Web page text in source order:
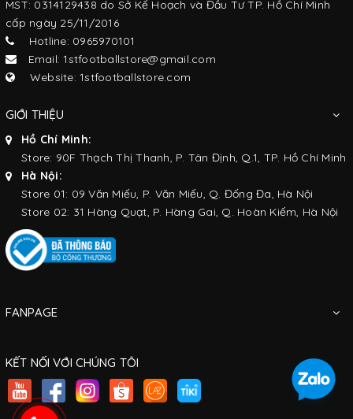
MST: 0314129438 do Sở Kế Hoạch và Đầu Tư TP. Hồ Chí Minh
cấp ngày 25/11/2016
Hotline: 0965970101
Email: 1stfootballstore@gmail.com
Website: 1stfootballstore.com
GIỚI THIỆU
Hồ Chí Minh:
Store: 90F Thạch Thị Thanh, P. Tân Định, Q.1, TP. Hồ Chí Minh
Hà Nội:
Store 01: 09 Văn Miếu, P. Văn Miếu, Q. Đống Đa, Hà Nội
Store 02: 31 Hàng Quạt, P. Hàng Gai, Q. Hoàn Kiếm, Hà Nội
FANPAGE
KẾT NỐI VỚI CHÚNG TÔI